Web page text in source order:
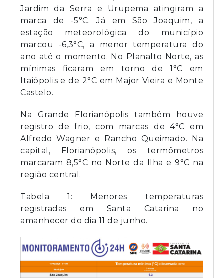
Jardim da Serra e Urupema atingiram a
marca de -5°C. Já em São Joaquim, a
estação meteorológica do município
marcou -6,3°C, a menor temperatura do
ano até o momento. No Planalto Norte, as
mínimas ficaram em torno de 1°C em
Itaiópolis e de 2°C em Major Vieira e Monte
Castelo.
Na Grande Florianópolis também houve
registro de frio, com marcas de 4°C em
Alfredo Wagner e Rancho Queimado. Na
capital, Florianópolis, os termômetros
marcaram 8,5°C no Norte da Ilha e 9°C na
região central.
Tabela 1: Menores temperaturas
registradas em Santa Catarina no
amanhecer do dia 11 de junho.